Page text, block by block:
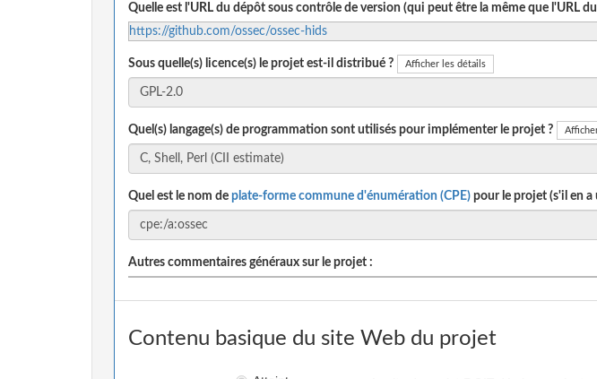
Quelle est l'URL du dépôt sous contrôle de version (qui peut être la même que l'URL
https://github.com/ossec/ossec-hids
Sous quelle(s) licence(s) le projet est-il distribué ? Afficher les détails
Quel(s) langage(s) de programmation sont utilisés pour implémenter le projet ?
Quel est le nom de plate-forme commune d'énumération (CPE) pour le projet (s'il en a
Autres commentaires généraux sur le projet :
Contenu basique du site Web du projet